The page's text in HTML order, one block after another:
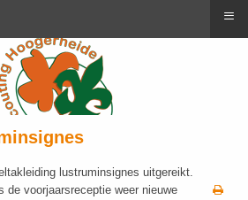
lustruminsignes uitgereikt.
de voorjaarsreceptie weer nieuwe
≡